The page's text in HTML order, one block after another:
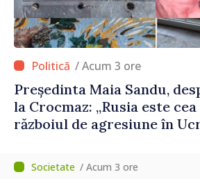
/ Acum 3 ore
Președinta Maia Sandu,
la Crocmaz: „Rusia este
războiul de agresiune în
casele oamenilor noștri”
/ Acum 3 ore